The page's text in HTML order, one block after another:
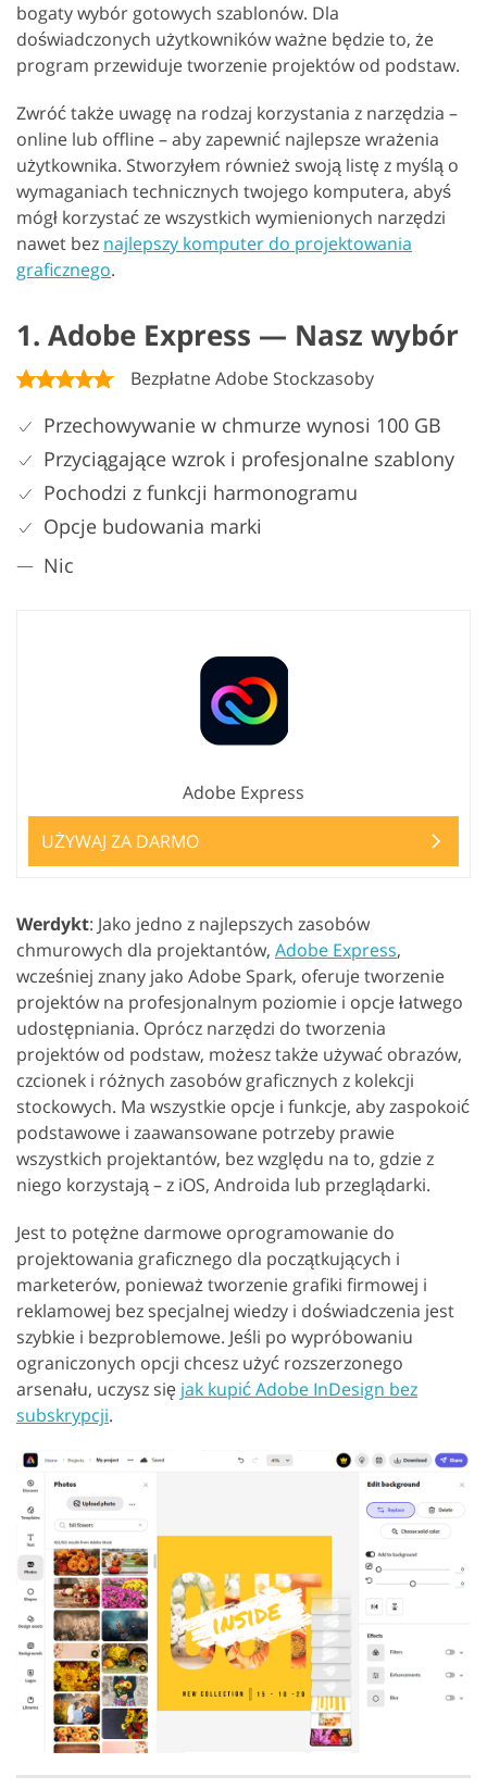
bogaty wybór gotowych szablonów. Dla
doświadczonych użytkowników ważne będzie to, że
program przewiduje tworzenie projektów od podstaw.
Zwróć także uwagę na rodzaj korzystania z narzędzia –
online lub offline – aby zapewnić najlepsze wrażenia
użytkownika. Stworzyłem również swoją listę z myślą o
wymaganiach technicznych twojego komputera, abyś
mógł korzystać ze wszystkich wymienionych narzędzi
nawet bez najlepszy komputer do projektowania
graficznego.
1. Adobe Express — Nasz wybór
Bezpłatne Adobe Stockzasoby
Przechowywanie w chmurze wynosi 100 GB
Przyciągające wzrok i profesjonalne szablony
Pochodzi z funkcji harmonogramu
Opcje budowania marki
Nic
Adobe Express
UŻYWAJ ZA DARMO
Werdykt: Jako jedno z najlepszych zasobów
chmurowych dla projektantów, Adobe Express,
wcześniej znany jako Adobe Spark, oferuje tworzenie
projektów na profesjonalnym poziomie i opcje łatwego
udostępniania. Oprócz narzędzi do tworzenia
projektów od podstaw, możesz także używać obrazów,
czcionek i różnych zasobów graficznych z kolekcji
stockowych. Ma wszystkie opcje i funkcje, aby zaspokoić
podstawowe i zaawansowane potrzeby prawie
wszystkich projektantów, bez względu na to, gdzie z
niego korzystają – z iOS, Androida lub przeglądarki.
Jest to potężne darmowe oprogramowanie do
projektowania graficznego dla początkujących i
marketerów, ponieważ tworzenie grafiki firmowej i
reklamowej bez specjalnej wiedzy i doświadczenia jest
szybkie i bezproblemowe. Jeśli po wypróbowaniu
ograniczonych opcji chcesz użyć rozszerzonego
arsenału, uczysz się jak kupić Adobe InDesign bez
subskrypcji.